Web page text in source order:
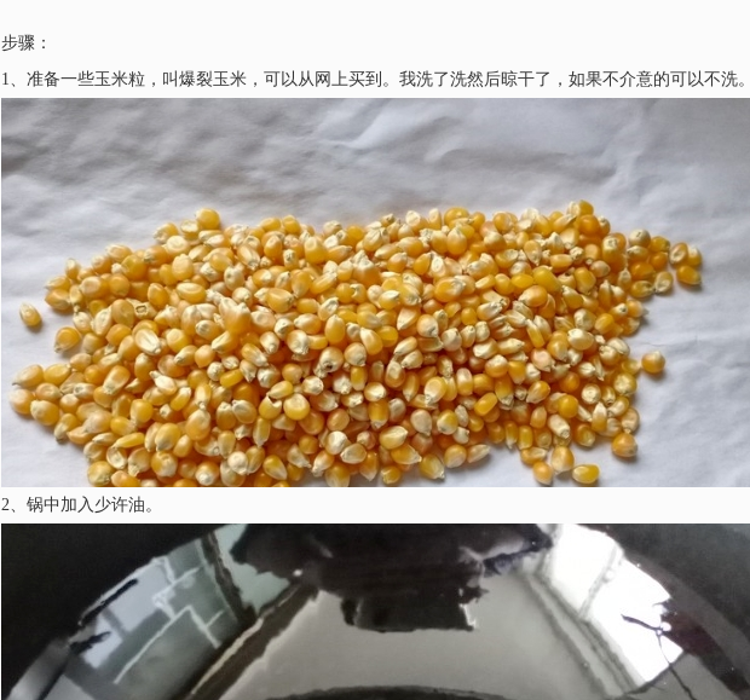
步骤：
1、准备一些玉米粒，叫爆裂玉米，可以从网上买到。我洗了洗然后晾干了，如果不介意的可以不洗
2、锅中加入少许油。